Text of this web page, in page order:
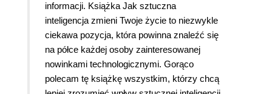
informacji. Książka Jak sztuczna
inteligencja zmieni Twoje życie to niezwykle
ciekawa pozycja, która powinna znaleźć się
na półce każdej osoby zainteresowanej
nowinkami technologicznymi. Gorąco
polecam tę książkę wszystkim, którzy chcą